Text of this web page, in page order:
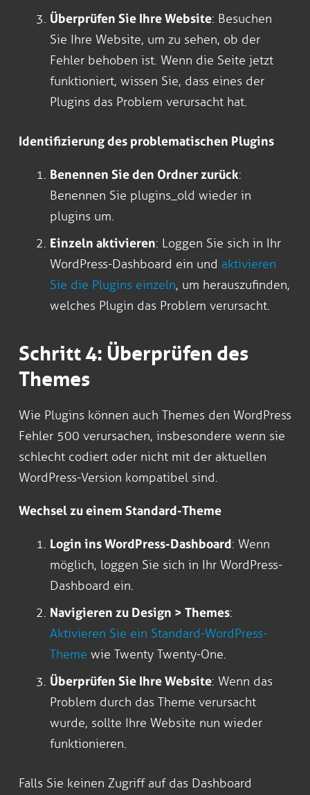
Überprüfen Sie Ihre Website: Besuchen
Sie Ihre Website, um zu sehen, ob der
Fehler behoben ist. Wenn die Seite jetzt
funktioniert, wissen Sie, dass eines der
Plugins das Problem verursacht hat.
Identifizierung des problematischen Plugins
Benennen Sie den Ordner zurück:
Benennen Sie plugins_old wieder in
plugins um.
Einzeln aktivieren: Loggen Sie sich in Ihr
WordPress-Dashboard ein und aktivieren
Sie die Plugins einzeln, um herauszufinden,
welches Plugin das Problem verursacht.
Schritt 4: Überprüfen des
Themes
Wie Plugins können auch Themes den WordPress
Fehler 500 verursachen, insbesondere wenn sie
schlecht codiert oder nicht mit der aktuellen
WordPress-Version kompatibel sind.
Wechsel zu einem Standard-Theme
Login ins WordPress-Dashboard: Wenn
möglich, loggen Sie sich in Ihr WordPress-
Dashboard ein.
Navigieren zu Design > Themes:
Aktivieren Sie ein Standard-WordPress-
Theme wie Twenty Twenty-One.
Überprüfen Sie Ihre Website: Wenn das
Problem durch das Theme verursacht
wurde, sollte Ihre Website nun wieder
funktionieren.
Falls Sie keinen Zugriff auf das Dashboard